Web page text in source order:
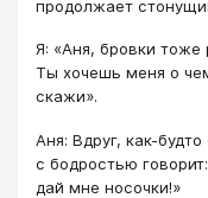
продолжает
Я: «Аня, бровки тоже
Ты хочешь меня о
скажи».
Аня: Вдруг, как-
с бодростью
дай мне носочки!»